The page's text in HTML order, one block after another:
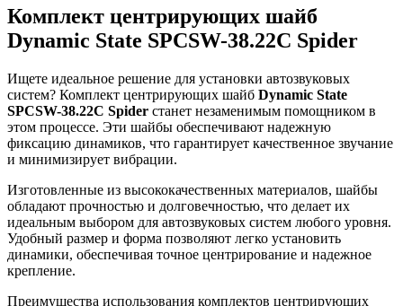
Комплект центрирующих шайб
Dynamic State SPCSW-38.22C Spider
Ищете идеальное решение для установки автозвуковых
систем? Комплект центрирующих шайб Dynamic State
SPCSW-38.22C Spider станет незаменимым помощником в
этом процессе. Эти шайбы обеспечивают надежную
фиксацию динамиков, что гарантирует качественное звучание
и минимизирует вибрации.
Изготовленные из высококачественных материалов, шайбы
обладают прочностью и долговечностью, что делает их
идеальным выбором для автозвуковых систем любого уровня.
Удобный размер и форма позволяют легко установить
динамики, обеспечивая точное центрирование и надежное
крепление.
Преимущества использования комплектов центрирующих